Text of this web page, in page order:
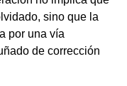
sino que la
por una vía
de corrección